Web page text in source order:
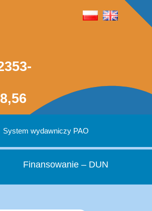
System wydawniczy PAO
Finansowanie – DUN